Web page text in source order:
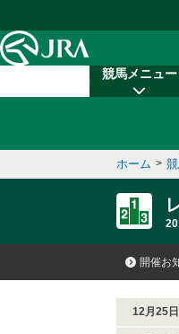
競馬メニュー
ホーム >
開催お
12月25日